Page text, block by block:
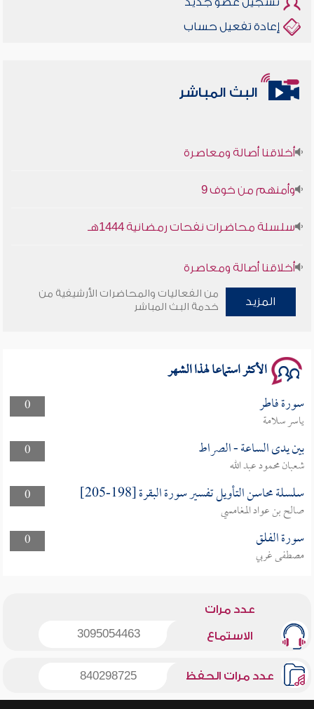
إعادة تفعيل حساب
البث المباشر
أخلاقنا أصالة ومعاصرة
وأمنهم من خوف 9
سلسلة محاضرات نفحات رمضانية 1444هـ
أخلاقنا أصالة ومعاصرة
وأمنهم من خوف 9
المزيد
من الفعاليات والمحاضرات الأرشيفية من
خدمة البث المباشر
الأكثر استماعا لهذا الشهر
0 سورة فاطر
ياسر سلامة
0
بين يدى الساعة - الصراط
شعبان محمود عبد الله
0
سلسلة محاسن التأويل تفسير سورة البقرة [198-205]
صالح بن عواد المغامسي
0
سورة الفلق
مصطفى غربي
عدد مرات
الاستماع 3095054463
عدد مرات الحفظ 840298725